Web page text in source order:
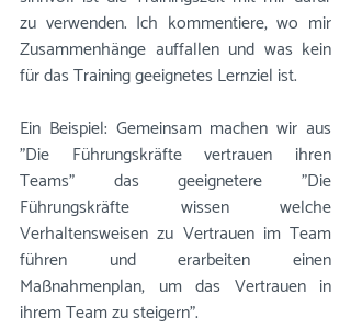
zu verwenden. Ich kommentiere, wo mir
Zusammenhänge auffallen und was kein
für das Training geeignetes Lernziel ist.
Ein Beispiel: Gemeinsam machen wir aus
"Die Führungskräfte vertrauen ihren
Teams" das geeignetere "Die
Führungskräfte wissen welche
Verhaltensweisen zu Vertrauen im Team
führen und erarbeiten einen
Maßnahmenplan, um das Vertrauen in
ihrem Team zu steigern".